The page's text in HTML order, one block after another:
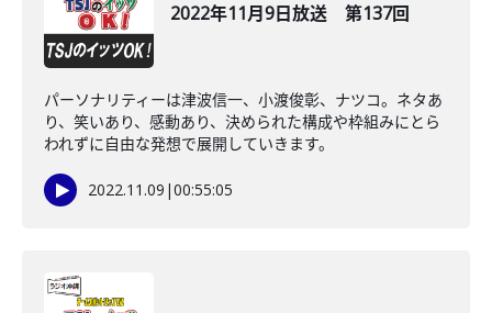
2022年11月9日放送 第137回
パーソナリティーは津波信一、小渡俊彰、ナツコ。ネタあ
り、笑いあり、感動あり、決められた構成や枠組みにとら
われずに自由な発想で展開していきます。
2022.11.09 |00:55:05